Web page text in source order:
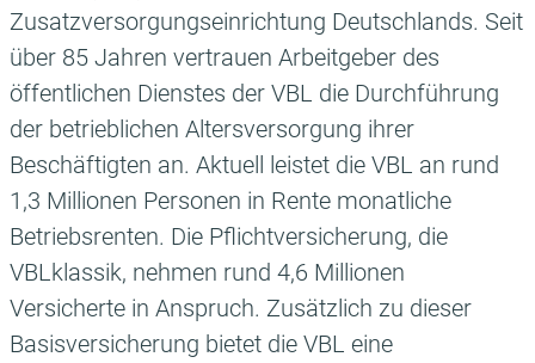
Zusatzversorgungseinrichtung Deutschlands. Seit
über 85 Jahren vertrauen Arbeitgeber des
öffentlichen Dienstes der VBL die Durchführung
der betrieblichen Altersversorgung ihrer
Beschäftigten an. Aktuell leistet die VBL an rund
1,3 Millionen Personen in Rente monatliche
Betriebsrenten. Die Pflichtversicherung, die
VBLklassik, nehmen rund 4,6 Millionen
Versicherte in Anspruch. Zusätzlich zu dieser
Basisversicherung bietet die VBL eine